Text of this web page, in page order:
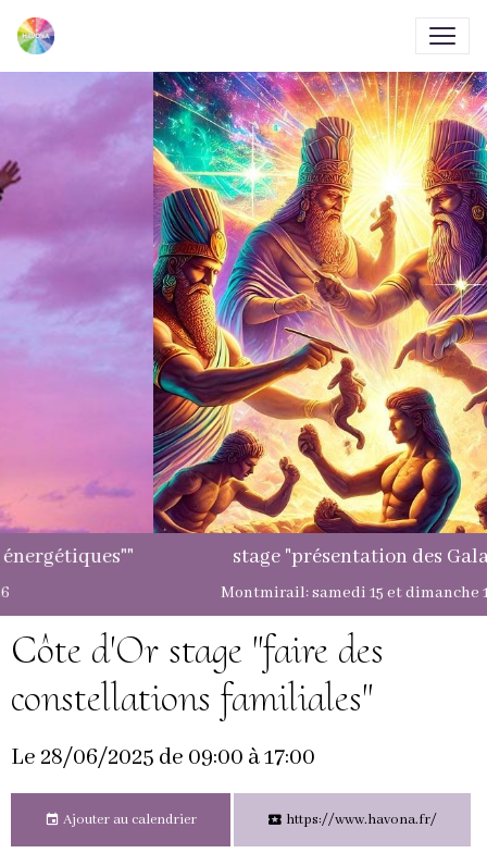
stage "présentation des Galactiques"
Montmirail: samedi 15 et dimanche 16 août 2026
Côte d'Or stage "faire des
constellations familiales"
Le 28/06/2025 de 09:00 à 17:00
Ajouter au calendrier https://www.havona.fr/